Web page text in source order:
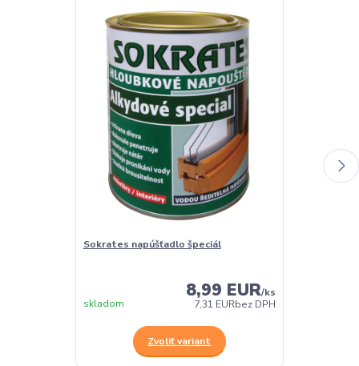
Sokrates napúšťadlo špeciál
8,99 EUR/ks
7,31 EURbez DPH
skladom
Zvoliť variant